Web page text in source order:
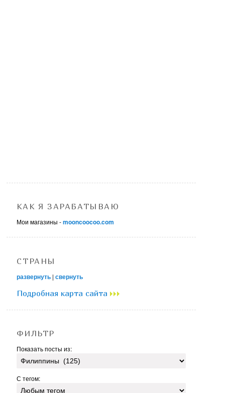
КАК Я ЗАРАБАТЫВАЮ
Мои магазины -mooncoocoo.com
СТРАНЫ
развернуть |свернуть
Подробная карта сайта
ФИЛЬТР
Показать посты из:
С тегом: